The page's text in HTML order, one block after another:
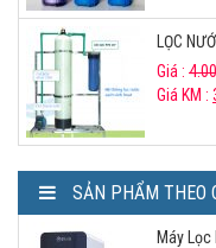
LỌC
Giá :
Giá KM :
SẢN PHẨM THEO
Máy